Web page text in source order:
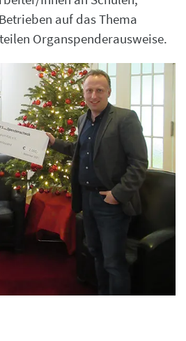
auf das Thema
Organspenderausweise.